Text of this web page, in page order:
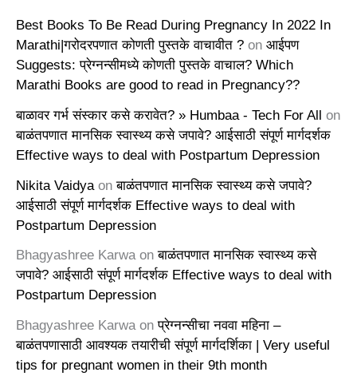
Best Books To Be Read During Pregnancy In 2022 In
Marathi|गरोदरपणात कोणती पुस्तके वाचावीत ? on आईपण
Suggests: प्रेग्नन्सीमध्ये कोणती पुस्तके वाचाल? Which
Marathi Books are good to read in Pregnancy??
बाळावर गर्भ संस्कार कसे करावेत? » Humbaa - Tech For All on
बाळंतपणात मानसिक स्वास्थ्य कसे जपावे? आईसाठी संपूर्ण मार्गदर्शक
Effective ways to deal with Postpartum Depression
Nikita Vaidya onबाळंतपणात मानसिक स्वास्थ्य कसे जपावे?
आईसाठी संपूर्ण मार्गदर्शक Effective ways to deal with
Postpartum Depression
Bhagyashree Karwaonबाळंतपणात मानसिक स्वास्थ्य कसे
जपावे? आईसाठी संपूर्ण मार्गदर्शक Effective ways to deal with
Postpartum Depression
Bhagyashree Karwaonप्रेग्नन्सीचा नववा महिना –
बाळंतपणासाठी आवश्यक तयारीची संपूर्ण मार्गदर्शिका | Very useful
tips for pregnant women in their 9th month